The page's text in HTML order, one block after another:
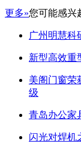
更多»您可能感兴
广州明慧科
新型高效重
美阁门窗荣
级
青岛办公家
闪光对焊